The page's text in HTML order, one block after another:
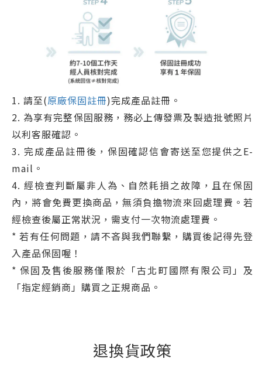
1. 請至(原廠保固註冊)完成產品註冊。
2. 為享有完整保固服務，務必上傳發票及製造批號照片
以利客服確認。
3. 完成產品註冊後，保固確認信會寄送至您提供之E-
mail。
4. 經檢查判斷屬非人為、自然耗損之故障，且在保固
內，將會免費更換商品，無須負擔物流來回處理費。若
經檢查後屬正常狀況，需支付一次物流處理費。
* 若有任何問題，請不吝與我們聯繫，購買後記得先登
入產品保固喔！
* 保固及售後服務僅限於「古北町國際有限公司」及
「指定經銷商」購買之正規商品。
退換貨政策